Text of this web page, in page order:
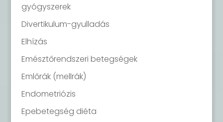
gyógyszerek
Divertikulum-gyulladás
Elhízás
Emésztőrendszeri betegségek
Emlőrák (mellrák)
Endometriózis
Epebetegség diéta